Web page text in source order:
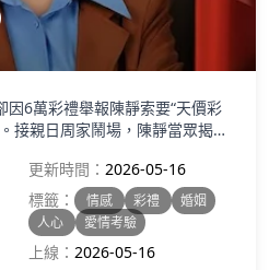
6萬彩禮舉報陳靜索要“天價彩
接親日周家鬧場，陳靜當眾揭穿
周家雞飛狗跳，周歡的婚事也告
過程中表明心意，二人走到一
婚，追來的周宇追悔莫及，周家落
更新時間： 2026-05-16
標籤： 情感 彩禮
婚姻
人心
愛情考驗
上線： 2026-05-16